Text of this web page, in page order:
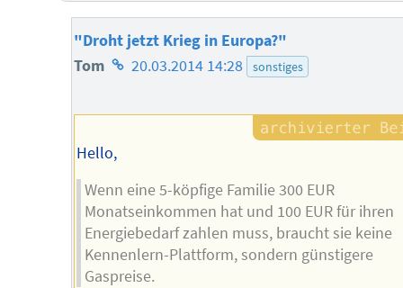
"Droht jetzt Krieg in Europa?"
Tom Homepage
Autors
20.03.2014 14:28 sonstiges
Hello,
Wenn eine 5-köpfige Familie 300 EUR
Monatseinkommen hat und 100 EUR für ihren
Energiebedarf zahlen muss, braucht sie keine
Kennenlern-Plattform, sondern günstigere
Gaspreise.